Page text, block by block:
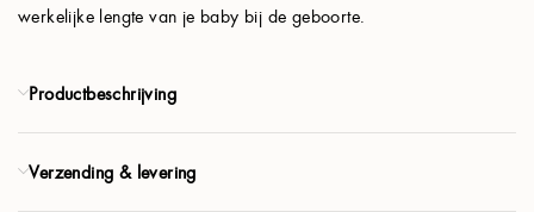
VOLGENDE
werkelijke lengte van je baby bij de geboorte.
Productbeschrijving
Verzending & levering